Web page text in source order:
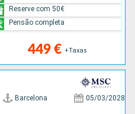
449 € +Taxas
Reserve com 50€
Pensão completa
Barcelona 05/03/2028